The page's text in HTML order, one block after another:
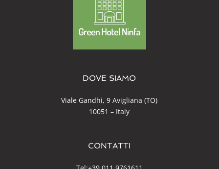
DOVE SIAMO
Viale Gandhi, 9 Avigliana (TO)
10051 – Italy
CONTATTI